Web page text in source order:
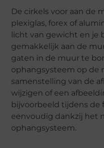
De cirkels voor aan de
plexiglas, forex of
licht van gewicht en je
gemakkelijk aan de
gaten in de muur te
ophangsysteem op de
samenstelling van de
wijzigen of een
bijvoorbeeld tijdens de
eenvoudig dankzij het
ophangsysteem.